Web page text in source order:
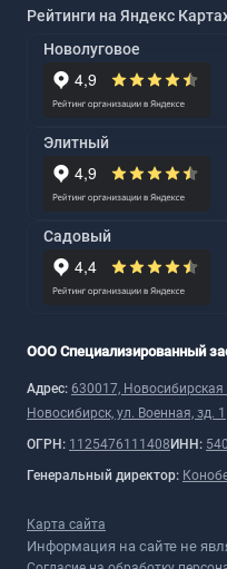
Рейтинги на Яндекс
Новолуговое
Элитный
Садовый
ООО Специализированный
Адрес: 630017, Новосибирская
Новосибирск, ул. Военная, зд. 1
ОГРН: 1125476111408 ИНН:
Генеральный директор:
Карта сайта
Информация на сайте не